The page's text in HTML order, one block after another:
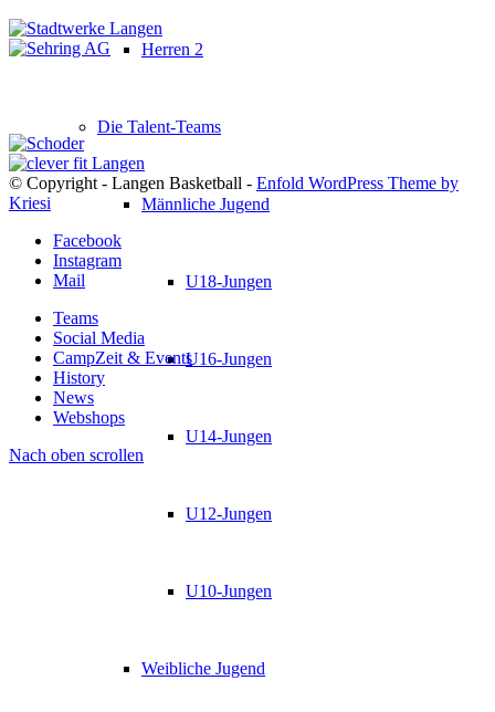
Herren 2
Die Talent-Teams
Männliche Jugend
U18-Jungen
U16-Jungen
U14-Jungen
U12-Jungen
U10-Jungen
Weibliche Jugend
© Copyright - Langen Basketball - Enfold WordPress Theme by
Kriesi
Facebook
Instagram
Mail
Teams
Social Media
CampZeit & Events
History
News
Webshops
Nach oben scrollen